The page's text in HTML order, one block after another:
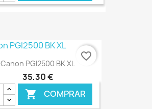
€ ONLINE
Canon PGI2500 BK XL
35,30 €
 COMPRAR
favorite_border